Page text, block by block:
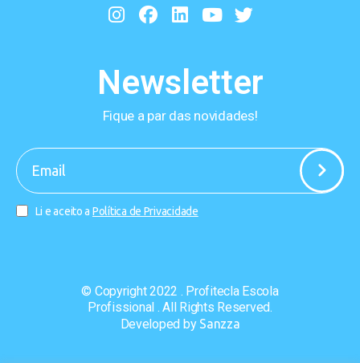
Newsletter
Fique a par das novidades!
Li e aceito a Política de Privacidade
-
© Copyright 2022 . Profitecla Escola
Profissional . All Rights Reserved.
Developed by Sanzza